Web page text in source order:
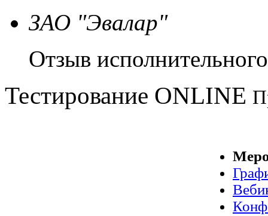
ЗАО "Эвалар"
Отзыв
Тестирование ONLINE